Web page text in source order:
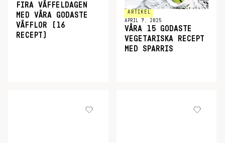
FIRA VÅFFELDAGEN
MED VÅRA GODASTE
VÅFFLOR (16
RECEPT)
ARTIKEL
APRIL 7, 2025
VÅRA 15 GODASTE
VEGETARISKA RECEPT
MED SPARRIS